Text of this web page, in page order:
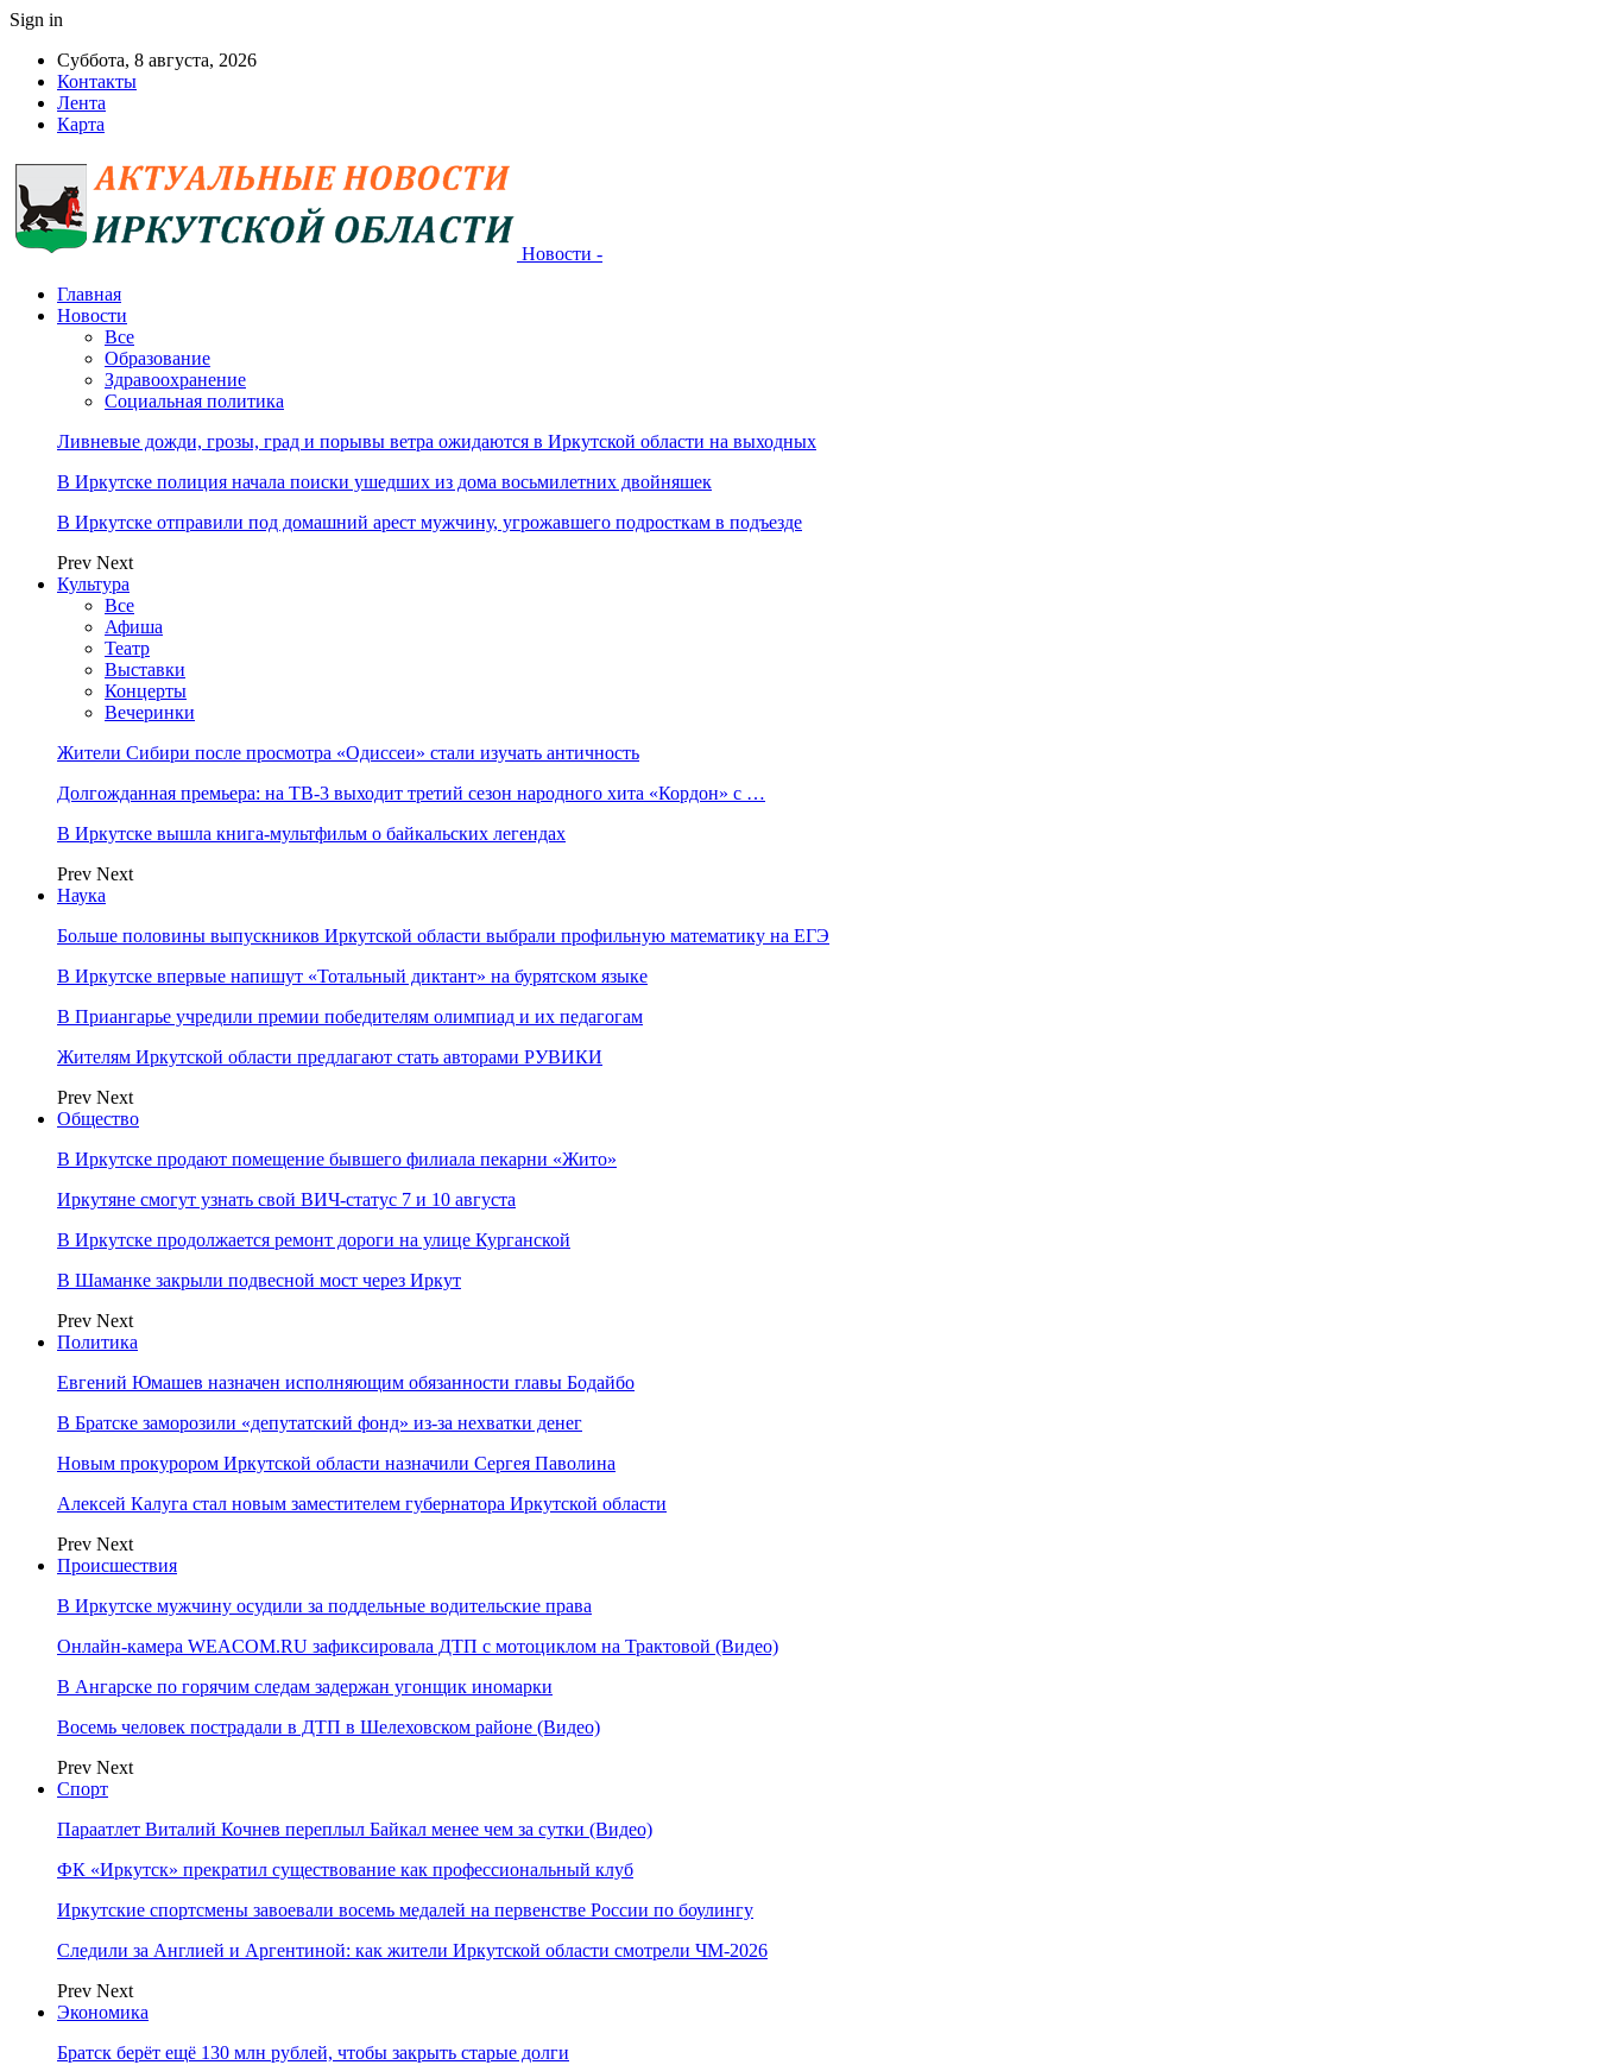
Sign in
Суббота, 8 августа, 2026
Контакты
Лента
Карта
Новости -
Главная
Новости
Все
Образование
Здравоохранение
Социальная политика
Ливневые дожди, грозы, град и порывы ветра ожидаются в Иркутской области на выходных
В Иркутске полиция начала поиски ушедших из дома восьмилетних двойняшек
В Иркутске отправили под домашний арест мужчину, угрожавшего подросткам в подъезде
Prev Next
Культура
Все
Афиша
Театр
Выставки
Концерты
Вечеринки
Жители Сибири после просмотра «Одиссеи» стали изучать античность
Долгожданная премьера: на ТВ-3 выходит третий сезон народного хита «Кордон» с …
В Иркутске вышла книга-мультфильм о байкальских легендах
Prev Next
Наука
Больше половины выпускников Иркутской области выбрали профильную математику на ЕГЭ
В Иркутске впервые напишут «Тотальный диктант» на бурятском языке
В Приангарье учредили премии победителям олимпиад и их педагогам
Жителям Иркутской области предлагают стать авторами РУВИКИ
Prev Next
Общество
В Иркутске продают помещение бывшего филиала пекарни «Жито»
Иркутяне смогут узнать свой ВИЧ-статус 7 и 10 августа
В Иркутске продолжается ремонт дороги на улице Курганской
В Шаманке закрыли подвесной мост через Иркут
Prev Next
Политика
Евгений Юмашев назначен исполняющим обязанности главы Бодайбо
В Братске заморозили «депутатский фонд» из‑за нехватки денег
Новым прокурором Иркутской области назначили Сергея Паволина
Алексей Калуга стал новым заместителем губернатора Иркутской области
Prev Next
Происшествия
В Иркутске мужчину осудили за поддельные водительские права
Онлайн-камера WEACOM.RU зафиксировала ДТП с мотоциклом на Трактовой (Видео)
В Ангарске по горячим следам задержан угонщик иномарки
Восемь человек пострадали в ДТП в Шелеховском районе (Видео)
Prev Next
Спорт
Параатлет Виталий Кочнев переплыл Байкал менее чем за сутки (Видео)
ФК «Иркутск» прекратил существование как профессиональный клуб
Иркутские спортсмены завоевали восемь медалей на первенстве России по боулингу
Следили за Англией и Аргентиной: как жители Иркутской области смотрели ЧМ-2026
Prev Next
Экономика
Братск берёт ещё 130 млн рублей, чтобы закрыть старые долги